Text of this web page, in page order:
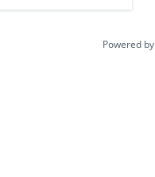
Powered by